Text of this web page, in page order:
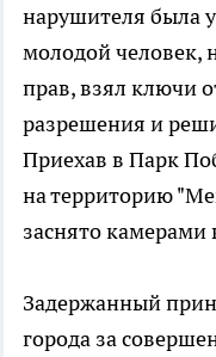
нарушителя была
молодой человек,
прав, взял ключи
разрешения и
Приехав в Парк
на территорию
заснято
Задержанный
города за